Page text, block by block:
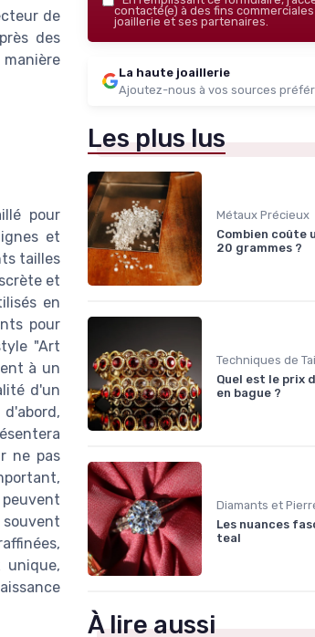
de
des
pour
et
tailles
et
en
pour
"Art
à un
d'un
ne pas
unique,
contacté(e) à des fins
joaillerie et ses partenaires.
La haute joaillerie
Ajoutez-nous à vos sources
Les plus lus
Métaux Précieux
Combien coûte
20 grammes ?
Quel est le prix
en bague ?
Les nuances
teal
À lire aussi